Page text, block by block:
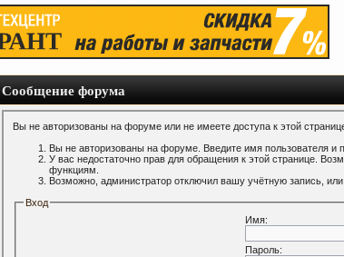
Сообщение форума
Вы не авторизованы на форуме или не имеете доступа к этой
Вы не авторизованы на форуме. Введите имя пользователя и
У вас недостаточно прав для обращения к этой странице.
функциям.
Возможно, администратор отключил вашу учётную запись,
Вход
Имя:
Пароль: